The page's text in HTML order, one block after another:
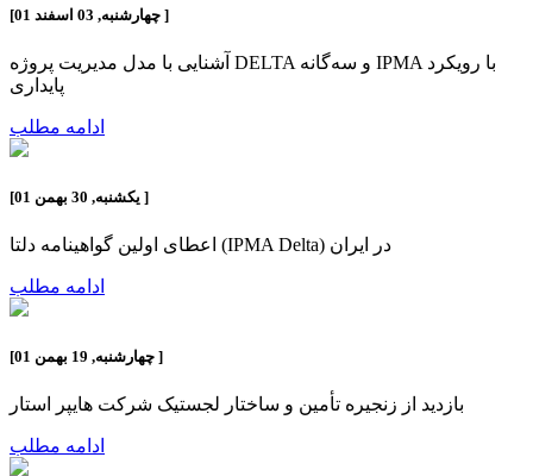
[ ]
آشنایی با مدل مدیریت پروژه DELTA و سه‌گانه IPMA با رویکرد
پایداری
ادامه مطلب
[ ]
اعطای اولین گواهینامه دلتا (IPMA Delta) در ایران
ادامه مطلب
[ ]
بازدید از زنجیره تأمین و ساختار لجستیک شرکت هایپر استار
ادامه مطلب